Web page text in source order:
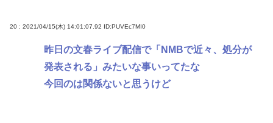
20 : 2021/04/15(木) 14:01:07.92 ID:PUVEc7MI0
昨日の文春ライブ配信で「NMBで近々、処分が
発表される」みたいな事いってたな
今回のは関係ないと思うけど